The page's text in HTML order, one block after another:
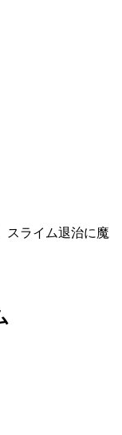
スライム退治に魔